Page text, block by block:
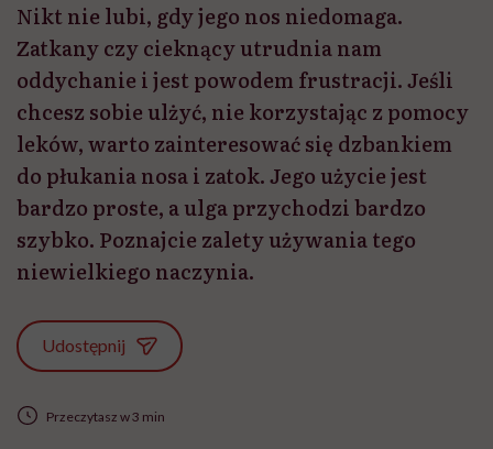
Nikt nie lubi, gdy jego nos niedomaga.
Zatkany czy cieknący utrudnia nam
oddychanie i jest powodem frustracji. Jeśli
chcesz sobie ulżyć, nie korzystając z pomocy
leków, warto zainteresować się dzbankiem
do płukania nosa i zatok. Jego użycie jest
bardzo proste, a ulga przychodzi bardzo
szybko. Poznajcie zalety używania tego
niewielkiego naczynia.
Udostępnij
Przeczytasz w 3 min